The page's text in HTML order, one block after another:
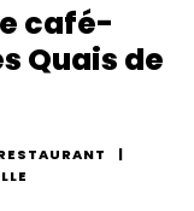
café-
Quais de